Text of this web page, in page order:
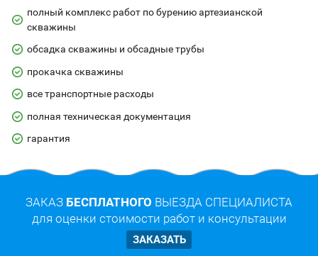
полный комплекс работ по бурению артезианской
скважины
обсадка скважины и обсадные трубы
прокачка скважины
все транспортные расходы
полная техническая документация
гарантия
ЗАКАЗ БЕСПЛАТНОГО ВЫЕЗДА СПЕЦИАЛИСТА
для оценки стоимости работ и консультации
ЗАКАЗАТЬ